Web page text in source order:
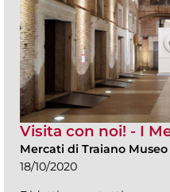
Visita con noi! - I
Mercati di Traiano
18/10/2020